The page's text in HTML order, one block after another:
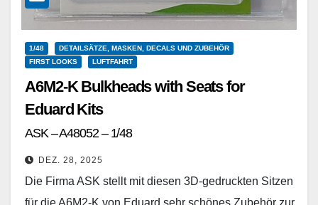
1/48
DETAILSÄTZE, MASKEN, DECALS UND ZUBEHÖR
FIRST LOOKS
LUFTFAHRT
A6M2-K Bulkheads with Seats for
Eduard Kits
ASK – A48052 – 1/48
DEZ. 28, 2025
Die Firma ASK stellt mit diesen 3D-gedruckten Sitzen
für die A6M2-K von Eduard sehr schönes Zubehör zur